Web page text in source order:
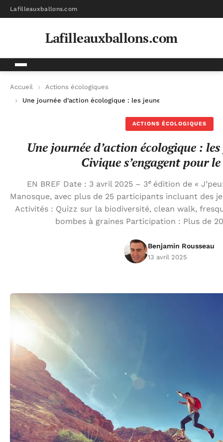
Lafilleauxballons.com
Lafilleauxballons.com
Accueil
Actions écologiques
Une journée d’action écologique : les jeunes en Service
ACTIONS ÉCOLOGIQUES
Une journée d’action écologique :
Civique s’engagent pour
EN BREF Date : 3 avril 2025 – 3ᵉ édition de «
Manosque, avec plus de 25 participants incluant des
Activités : Quizz sur la biodiversité, clean walk,
bombes à graines Participation : Plus de
Benjamin Rousseau
13 avril 2025